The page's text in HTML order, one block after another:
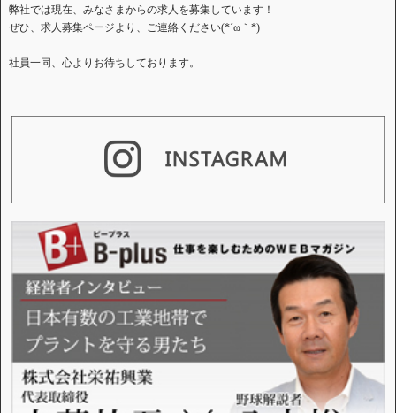
弊社では現在、みなさまからの求人を募集しています！
ぜひ、求人募集ページより、ご連絡ください(*´ω｀*)
社員一同、心よりお待ちしております。